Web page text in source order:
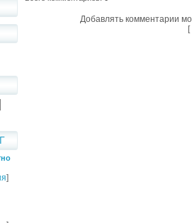
]
Добавлять комментарии
[